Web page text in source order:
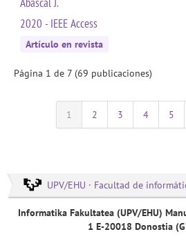
2020 - IEEE Access
Artículo en revista
Página 1 de 7 (69 publicaciones)
1 2 3 4 5
UPV/EHU · Facultad de
Informatika Fakultatea (UPV/EHU)
1 E-20018 Donostia